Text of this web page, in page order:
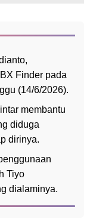
Finder pada
(14/6/2026).
membantu
diduga
dirinya.
Tiyo
dialaminya.